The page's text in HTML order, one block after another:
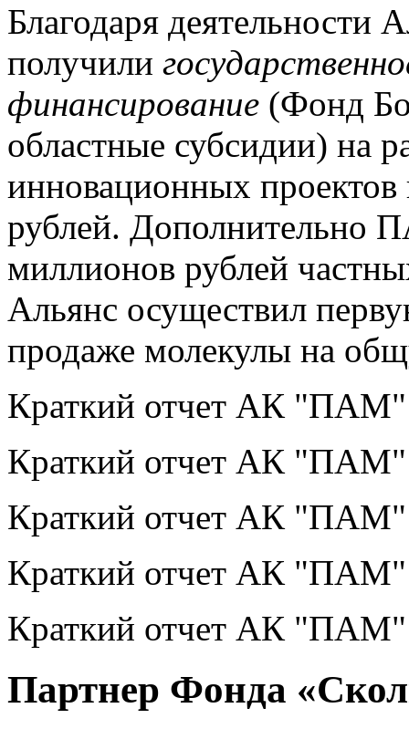
Благодаря деятельности
получили
финансирование (Фонд
областные субсидии) на
инновационных проектов
рублей. Дополнительно
миллионов рублей
Альянс осуществил
продаже молекулы на
Краткий отчет АК
Краткий отчет АК
Краткий отчет АК
Краткий отчет АК
Краткий отчет АК
Партнер Фонда